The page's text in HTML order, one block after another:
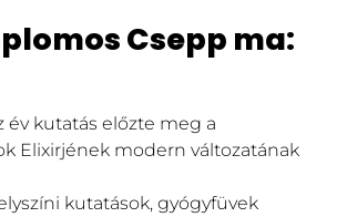
Csepp ma:
év kutatás előzte meg a
Elixirjének modern változatának
kutatások, gyógyfüvek